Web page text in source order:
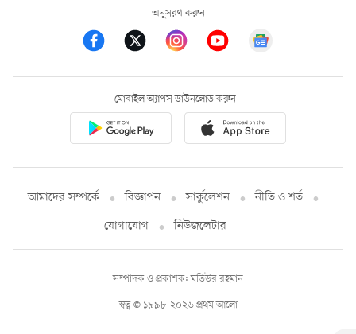
অনুসরণ করুন
মোবাইল অ্যাপস ডাউনলোড করুন
আমাদের সম্পর্কে বিজ্ঞাপন সার্কুলেশন
নীতি ও শর্ত
যোগাযোগ
নিউজলেটার
স্বত্ব © ১৯৯৮-২০২৬ প্রথম আলো
সম্পাদক ও প্রকাশক: মতিউর রহমান